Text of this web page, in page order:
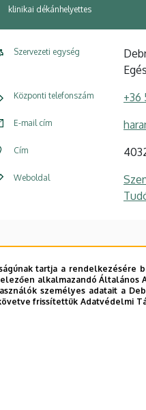
klinikai dékánhelyettes
Szervezeti egység
Központi telefonszám +36
E-mail cím
Cím
Weboldal
tartja a
alkalmazandó
személyes adatait a
frissítettük